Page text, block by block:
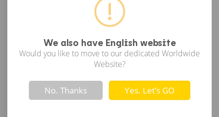
We also have English website
Would you like to move to our dedicated Worldwide
Website?
! Not valid!
No. Thanks Yes. Let’s GO
เข้าสู่ระบบด้วย Google
or
รหัสผ่าน